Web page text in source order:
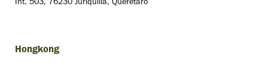
Int. 503, 76230 Juriquilla, Querétaro
Hongkong